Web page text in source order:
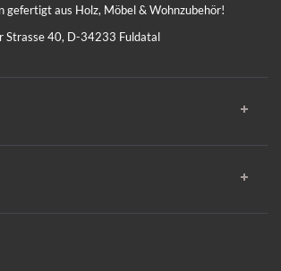
gefertigt aus Holz, Möbel & Wohnzubehör!
Strasse 40, D-34233 Fuldatal